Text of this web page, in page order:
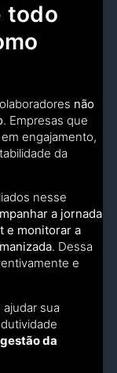
todo
não
. Empresas que
engajamento,
da
nesse
a jornada
e monitorar a
. Dessa
e
sua
da